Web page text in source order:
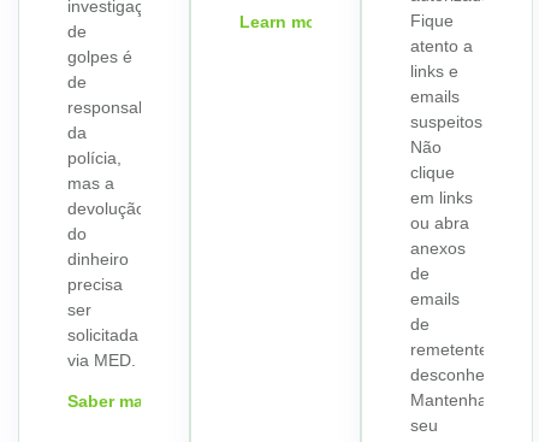
investigação
de
golpes é
de
responsabilidade
da
polícia,
mas a
devolução
do
dinheiro
precisa
ser
solicitada
via MED.
Saber mais
Learn more
Fique
atento a
links e
emails
suspeitos:
Não
clique
em links
ou abra
anexos
de
emails
de
remetentes
desconhecidos.
Mantenha
seu